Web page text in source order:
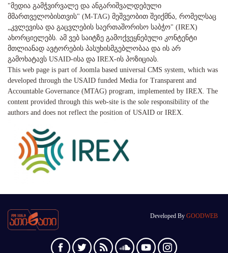
"მედია გამჭვირვალე და ანგარიშვალდებული
მმართველობისთვის" (M-TAG) მეშვეობით შეიქმნა, რომელსაც
„კვლევისა და გაცვლების საერთაშორისო საბჭო" (IREX)
ახორციელებს. ამ ვებ საიტზე გამოქვეყნებული კონტენტი
მთლიანად ავტორების პასუხისმგებლობაა და ის არ
გამოხატავს USAID-ისა და IREX-ის პოზიციას.
This web page is part of Joomla based universal CMS system, which was
developed through the USAID funded Media for Transparent and
Accountable Governance (MTAG) program, implemented by IREX. The
content provided through this web-site is the sole responsibility of the
authors and does not reflect the position of USAID or IREX.
Developed By GOODWEB